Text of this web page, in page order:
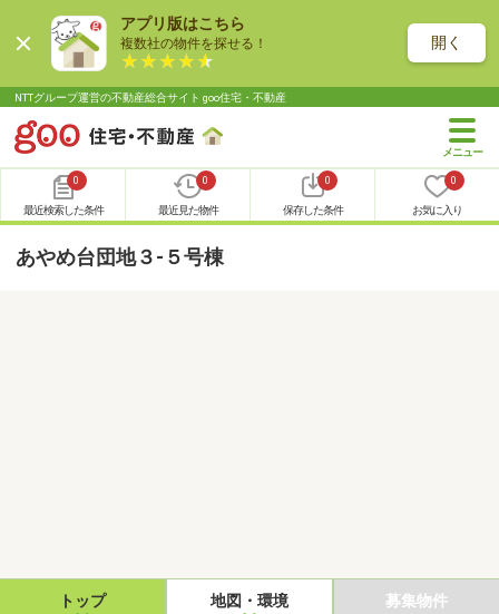
アプリ版はこちら
複数社の物件を探せる！ 開く
NTTグループ運営の不動産総合サイト goo住宅・不動産
0
最近検索した条件
0
最近見た物件
0
保存した条件
0
お気に入り
あやめ台団地３-５号棟
トップ 地図・環境 募集物件